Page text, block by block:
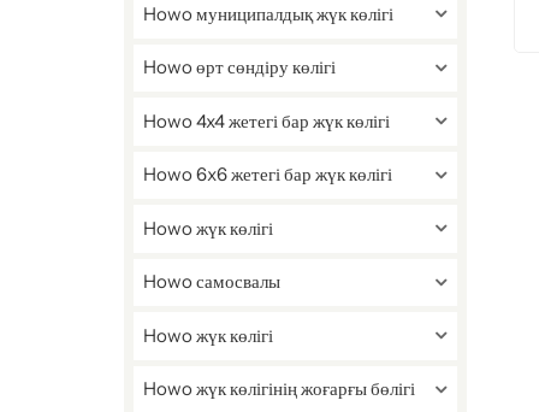
Howo муниципалдық жүк көлігі
Howo өрт сөндіру көлігі
Howo 4x4 жетегі бар жүк көлігі
Howo 6x6 жетегі бар жүк көлігі
Howo жүк көлігі
Howo самосвалы
Howo жүк көлігі
Howo жүк көлігінің жоғарғы бөлігі